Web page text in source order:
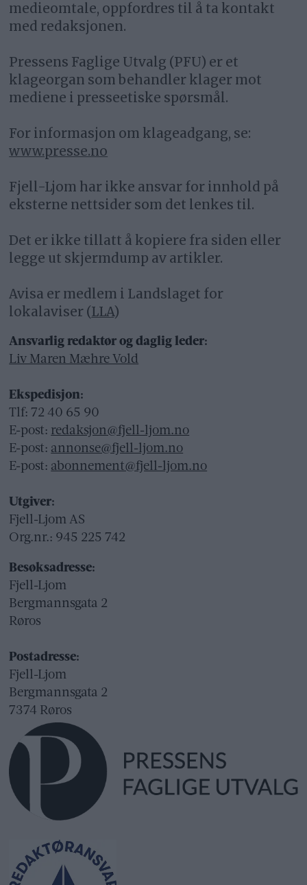
medieomtale, oppfordres til å ta kontakt
med redaksjonen.
Pressens Faglige Utvalg (PFU) er et
klageorgan som behandler klager mot
mediene i presseetiske spørsmål.
For informasjon om klageadgang, se:
www.presse.no
Fjell-Ljom har ikke ansvar for innhold på
eksterne nettsider som det lenkes til.
Det er ikke tillatt å kopiere fra siden eller
legge ut skjermdump av artikler.
Avisa er medlem i Landslaget for
lokalaviser (LLA)
Ansvarlig redaktør og daglig leder:
Liv Maren Mæhre Vold
Ekspedisjon:
Tlf: 72 40 65 90
E-post: redaksjon@fjell-ljom.no
E-post: annonse@fjell-ljom.no
E-post: abonnement@fjell-ljom.no
Utgiver:
Fjell-Ljom AS
Org.nr.: 945 225 742
Besøksadresse:
Fjell-Ljom
Bergmannsgata 2
Røros
Postadresse:
Fjell-Ljom
Bergmannsgata 2
7374 Røros